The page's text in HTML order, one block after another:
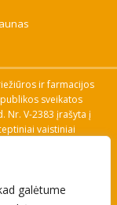
galėtume
ir farmacijos
sveikatos
Nr. V-2383 įrašyta į
vaistiniai
Vaistų ir medicinos
Sveikatos
apie įtariamą